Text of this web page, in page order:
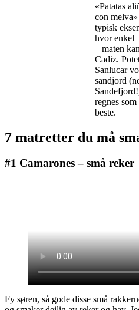
«Patatas
con melva»
typisk
hvor enkel
– maten
Cadiz.
Sanlucar
sandjord
regnes som
beste.
7 matretter du må
#1 Camarones – små reker
Fy søren, så gode disse små